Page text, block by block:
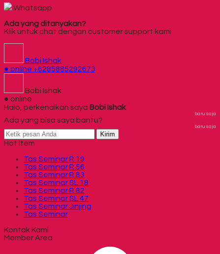
Whatsapp
Ada yang ditanyakan?
Klik untuk chat dengan customer support kami
Bobi Ishak
● online +6285885292673
Bobi Ishak
● online
Halo, perkenalkan saya Bobi Ishak
baru saja
Ada yang bisa saya bantu?
baru saja
Kirim
Hot Item
Tas Seminar R 19
Tas Seminar R 56
Tas Seminar R 83
Tas Seminar SL 18
Tas Seminar R 82
Tas Seminar SL 47
Tas Seminar Jinjing
Tas Seminar
Kontak Kami
Member Area